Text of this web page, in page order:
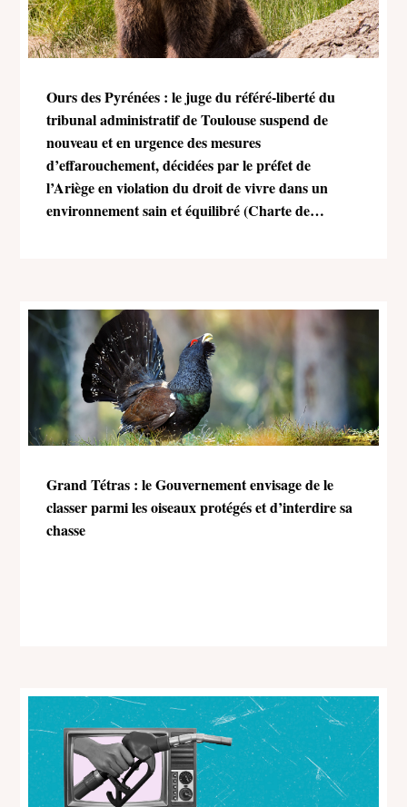
Ours des Pyrénées : le juge du référé-liberté du
tribunal administratif de Toulouse suspend de
nouveau et en urgence des mesures
d’effarouchement, décidées par le préfet de
l’Ariège en violation du droit de vivre dans un
environnement sain et équilibré (Charte de
Grand Tétras : le Gouvernement envisage de le
classer parmi les oiseaux protégés et d’interdire sa
chasse